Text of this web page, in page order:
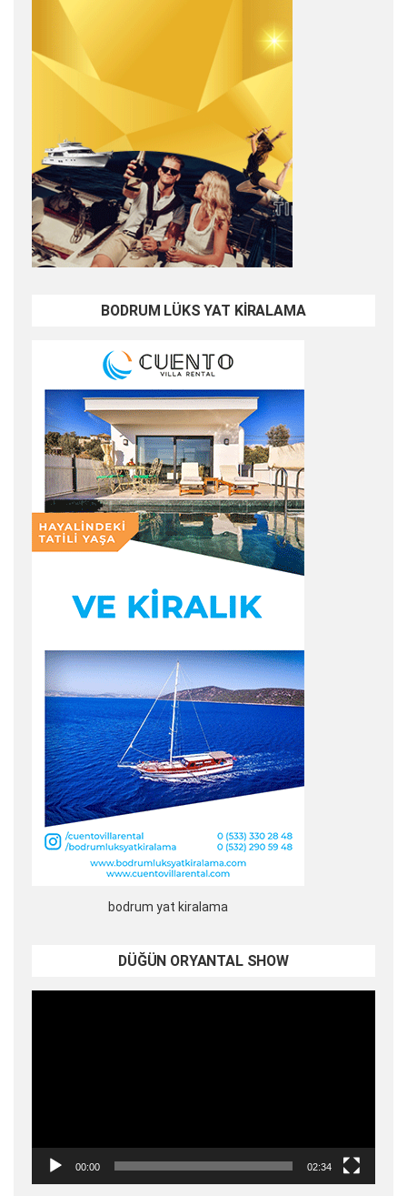
BODRUM LÜKS YAT KİRALAMA
bodrum yat kiralama
DÜĞÜN ORYANTAL SHOW
00:00 02:34